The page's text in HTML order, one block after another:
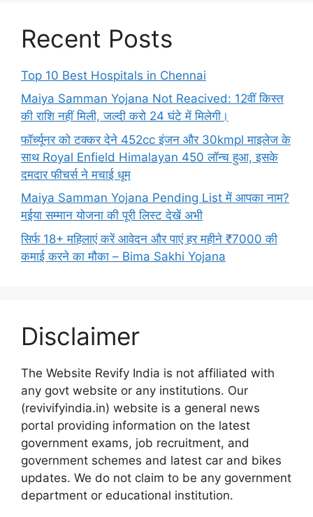
Recent Posts
Top 10 Best Hospitals in Chennai
Maiya Samman Yojana Not Reacived: 12वीं किस्त
की राशि नहीं मिली, जल्दी करो 24 घंटे में मिलेगी।
फॉर्च्यूनर को टक्कर देने 452cc इंजन और 30kmpl माइलेज के
साथ Royal Enfield Himalayan 450 लॉन्च हुआ, इसके
दमदार फीचर्स ने मचाई धूम
Maiya Samman Yojana Pending List में आपका नाम?
मईया सम्मान योजना की पूरी लिस्ट देखें अभी
सिर्फ 18+ महिलाएं करें आवेदन और पाएं हर महीने ₹7000 की
कमाई करने का मौका – Bima Sakhi Yojana
Disclaimer
The Website Revify India is not affiliated with
any govt website or any institutions. Our
(revivifyindia.in) website is a general news
portal providing information on the latest
government exams, job recruitment, and
government schemes and latest car and bikes
updates. We do not claim to be any government
department or educational institution.